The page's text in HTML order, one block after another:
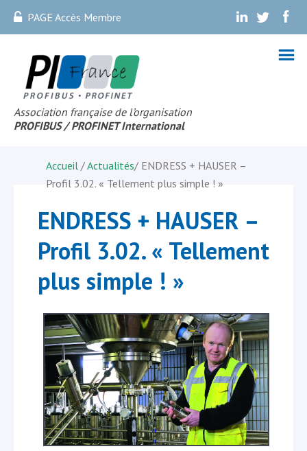
PAGE Accès Membre . . .
Association française de l’organisation
PROFIBUS / PROFINET International
Accueil /Actualités/ ENDRESS + HAUSER –
Profil 3.02. « Tellement plus simple ! »
ENDRESS + HAUSER –
Profil 3.02. « Tellement
plus simple ! »